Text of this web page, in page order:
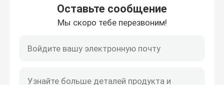
Холодильник занавеса воздуха
охладитель дисплея мяса
Оставьте сообщение
Мы скоро тебе перезвоним!